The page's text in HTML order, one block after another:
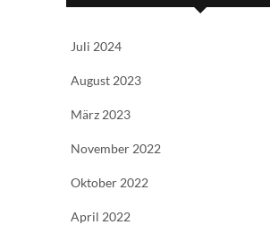
Juli 2024
August 2023
März 2023
November 2022
Oktober 2022
April 2022